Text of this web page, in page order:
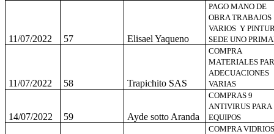
11/07/2022 57 Elisael Yaqueno
PAGO MANO DE
OBRA TRABAJOS
VARIOS Y
SEDE UNO
11/07/2022 58 Trapichito SAS
COMPRA
MATERIALES
ADECUACIONES
VARIAS
14/07/2022 59 Ayde sotto Aranda
COMPRAS 9
ANTIVIRUS PARA
EQUIPOS
COMPRA VIDRIOS